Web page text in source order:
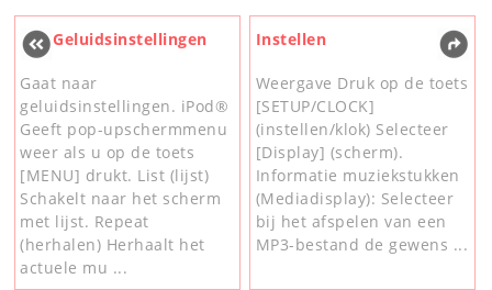
Geluidsinstellingen
Gaat naar
geluidsinstellingen. iPod®
Geeft pop-upschermmenu
weer als u op de toets
[MENU] drukt. List (lijst)
Schakelt naar het scherm
met lijst. Repeat
(herhalen) Herhaalt het
actuele mu ...
Instellen
Weergave Druk op de toets
[SETUP/CLOCK]
(instellen/klok) Selecteer
[Display] (scherm).
Informatie muziekstukken
(Mediadisplay): Selecteer
bij het afspelen van een
MP3-bestand de gewens ...